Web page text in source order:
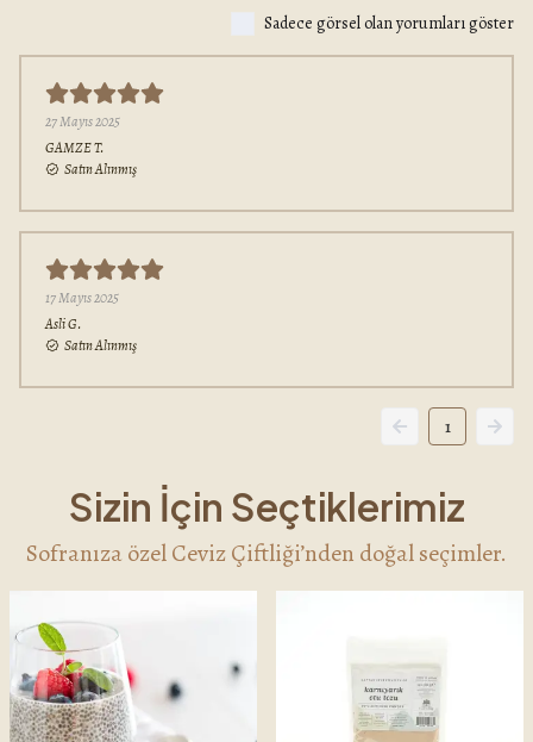
Sadece görsel olan yorumları göster
27 Mayıs 2025
GAMZET.
Satın Alınmış
17 Mayıs 2025
AsliG.
Satın Alınmış
1
Sizin İçin Seçtiklerimiz
Sofranıza özel Ceviz Çiftliği’nden doğal seçimler.